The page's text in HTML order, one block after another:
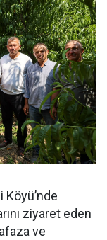
Köyü’nde
ziyaret eden
ve